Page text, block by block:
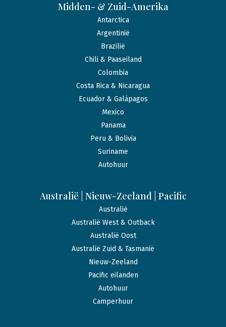
Midden- & Zuid-Amerika
Antarctica
Argentinië
Brazilië
Chili & Paaseiland
Colombia
Costa Rica & Nicaragua
Ecuador & Galápagos
Mexico
Panama
Peru & Bolivia
Suriname
Autohuur
Australië | Nieuw-Zeeland | Pacific
Australië
Australië West & Outback
Australië Oost
Australië Zuid & Tasmanië
Nieuw-Zeeland
Pacific eilanden
Autohuur
Camperhuur